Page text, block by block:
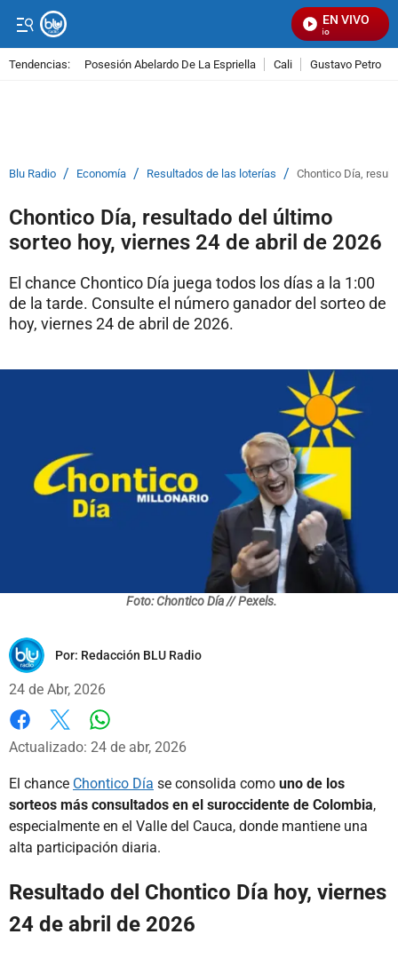
EN VIVO
Tendencias: Posesión Abelardo De La Espriella Cali Gustavo Petro
Blu Radio / Economía / Resultados de las loterías / Chontico Día,
Chontico Día, resultado del último
sorteo hoy, viernes 24 de abril de 2026
El chance Chontico Día juega todos los días a la 1:00
de la tarde. Consulte el número ganador del sorteo de
hoy, viernes 24 de abril de 2026.
Foto: Chontico Día // Pexels.
Por: Redacción BLU Radio
24 de Abr, 2026
Facebook
X
Actualizado: 24 de abr, 2026
El chance Chontico Día se consolida como uno de los
sorteos más consultados en el suroccidente de Colombia,
especialmente en el Valle del Cauca, donde mantiene una
alta participación diaria.
Resultado del Chontico Día hoy, viernes
24 de abril de 2026